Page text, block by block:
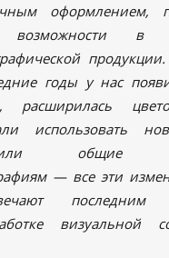
оформлением,
в
годы у нас
расширилась
использовать
общие
— все эти
последним
визуальной